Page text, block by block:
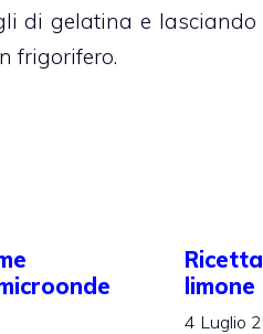
di gelatina e
frigorifero.
limone
4 Luglio